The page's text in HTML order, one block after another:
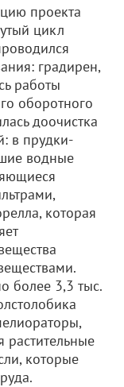
проекта
цикл
градирен,
работы
оборотного
доочистка
в прудки-
водные
которая
более 3,3 тыс.
которые